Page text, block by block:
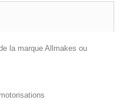
la marque Allmakes ou